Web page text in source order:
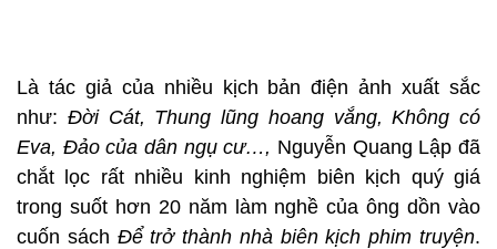
Là tác giả của nhiều kịch bản điện ảnh xuất sắc
như: Đời Cát, Thung lũng hoang vắng, Không có
Eva, Đảo của dân ngụ cư…, Nguyễn Quang Lập đã
chắt lọc rất nhiều kinh nghiệm biên kịch quý giá
trong suốt hơn 20 năm làm nghề của ông dồn vào
cuốn sách Để trở thành nhà biên kịch phim truyện.